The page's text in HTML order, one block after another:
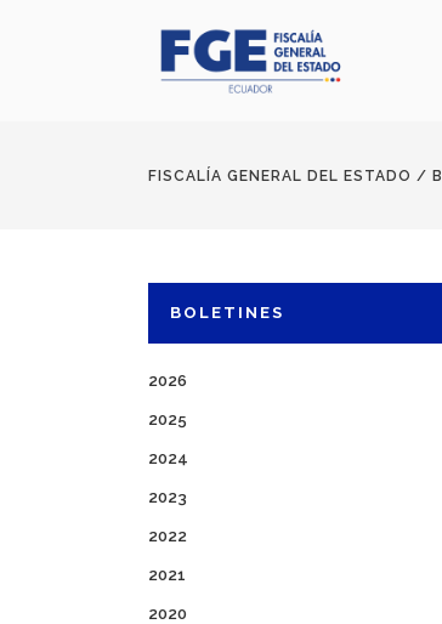
FISCALÍA GENERAL DEL ESTADO /
BOLETINES
2026
2025
2024
2023
2022
2021
2020